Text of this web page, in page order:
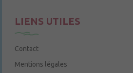
LIENS UTILES
Contact
Mentions légales